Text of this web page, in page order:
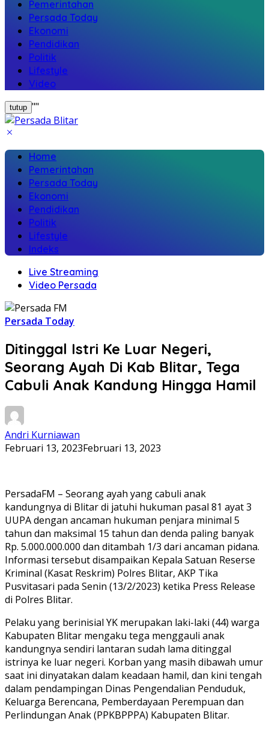
Pemerintahan
Persada Today
Ekonomi
Pendidikan
Politik
Lifestyle
Video
tutup ""
Home
Pemerintahan
Persada Today
Ekonomi
Pendidikan
Politik
Lifestyle
Indeks
Live Streaming
Video Persada
Persada Today
Ditinggal Istri Ke Luar Negeri,
Seorang Ayah Di Kab Blitar, Tega
Cabuli Anak Kandung Hingga Hamil
Andri Kurniawan
Februari 13, 2023Februari 13, 2023
PersadaFM – Seorang ayah yang cabuli anak
kandungnya di Blitar di jatuhi hukuman pasal 81 ayat 3
UUPA dengan ancaman hukuman penjara minimal 5
tahun dan maksimal 15 tahun dan denda paling banyak
Rp. 5.000.000.000 dan ditambah 1/3 dari ancaman pidana.
Informasi tersebut disampaikan Kepala Satuan Reserse
Kriminal (Kasat Reskrim) Polres Blitar, AKP Tika
Pusvitasari pada Senin (13/2/2023) ketika Press Release
di Polres Blitar.
Pelaku yang berinisial YK merupakan laki-laki (44) warga
Kabupaten Blitar mengaku tega menggauli anak
kandungnya sendiri lantaran sudah lama ditinggal
istrinya ke luar negeri. Korban yang masih dibawah umur
saat ini dinyatakan dalam keadaan hamil, dan kini tengah
dalam pendampingan Dinas Pengendalian Penduduk,
Keluarga Berencana, Pemberdayaan Perempuan dan
Perlindungan Anak (PPKBPPPA) Kabupaten Blitar.